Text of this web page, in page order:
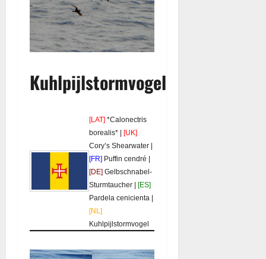
Kuhlpijlstormvogel
[LAT] *Calonectris
borealis* | [UK]
Cory’s Shearwater |
[FR] Puffin cendré |
[DE] Gelbschnabel-
Sturmtaucher | [ES]
Pardela cenicienta |
[NL]
Kuhlpijlstormvogel